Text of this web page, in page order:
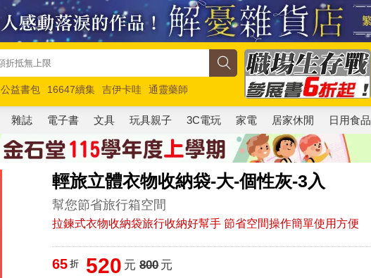
公益書包 16647續集 吉伊卡哇
通靈藥師
馬斯克 玩具總動員5 超慢跑
雜誌 電子書 文具 玩具親子 3C電玩 家電 居家休閒 日用食品
輕旅立體衣物收納袋-大-個性灰-3入
幫您節省旅行箱空間
拉鍊式衣物收納袋旅行收納好幫手 節省空間操作簡單使用方便
65 折 520 元 800元